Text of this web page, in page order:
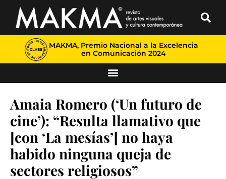
MAKMA, Premio Nacional a la Excelencia
en Comunicación 2024
Amaia Romero (‘Un futuro de
cine’): “Resulta llamativo que
[con ‘La mesías’] no haya
habido ninguna queja de
sectores religiosos”